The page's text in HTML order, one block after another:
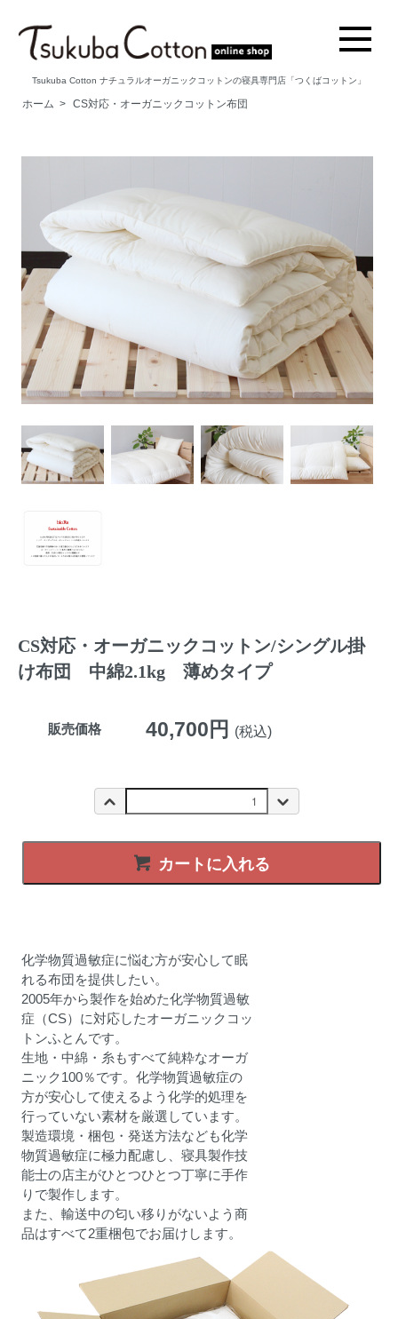
Tsukuba Cotton ナチュラルオーガニックコットンの寝具専門店「つくばコットン」
ホーム > CS対応・オーガニックコットン布団
CS対応・オーガニックコットン/シングル掛
け布団 中綿2.1kg 薄めタイプ
販売価格 40,700円
カートに入れる
化学物質過敏症に悩む方が安心して眠
れる布団を提供したい。
2005年から製作を始めた化学物質過敏
症（CS）に対応したオーガニックコッ
トンふとんです。
生地・中綿・糸もすべて純粋なオーガ
ニック100％です。化学物質過敏症の
方が安心して使えるよう化学的処理を
行っていない素材を厳選しています。
製造環境・梱包・発送方法なども化学
物質過敏症に極力配慮し、寝具製作技
能士の店主がひとつひとつ丁寧に手作
りで製作します。
また、輸送中の匂い移りがないよう商
品はすべて2重梱包でお届けします。